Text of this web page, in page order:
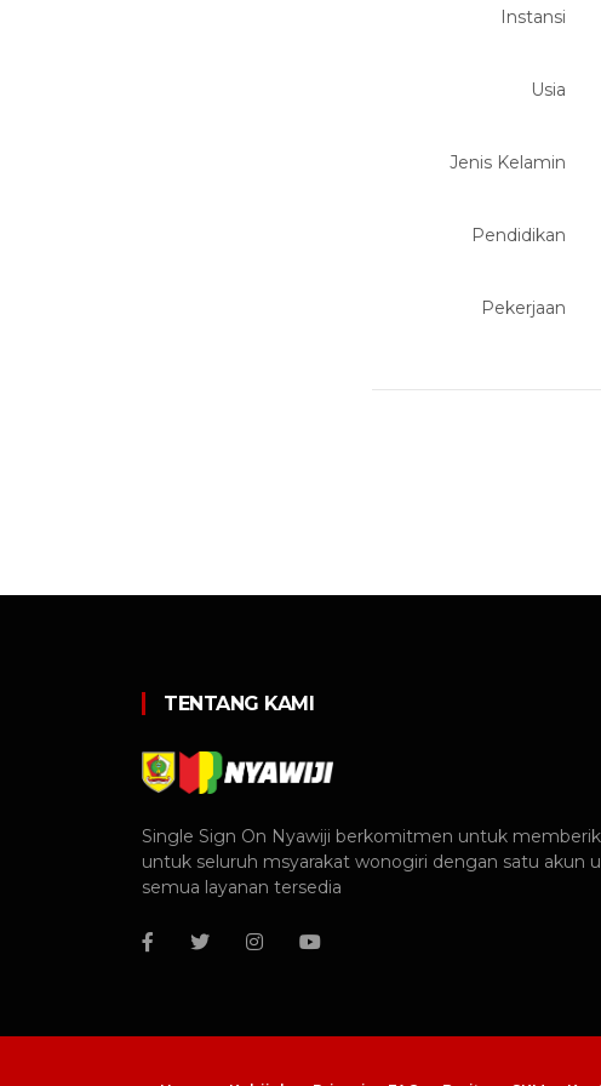
Instansi
Usia
Jenis Kelamin
Pendidikan
Pekerjaan
TENTANG KAMI
Single Sign On Nyawiji berkomitmen untuk
untuk seluruh msyarakat wonogiri dengan satu akun
semua layanan tersedia